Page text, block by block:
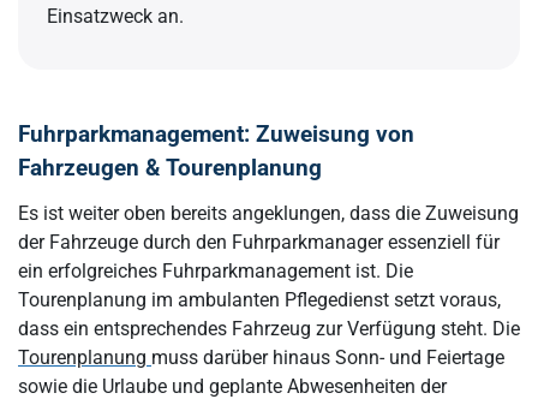
Einsatzweck an.
Fuhrparkmanagement: Zuweisung von
Fahrzeugen & Tourenplanung
Es ist weiter oben bereits angeklungen, dass die Zuweisung
der Fahrzeuge durch den Fuhrparkmanager essenziell für
ein erfolgreiches Fuhrparkmanagement ist. Die
Tourenplanung im ambulanten Pflegedienst setzt voraus,
dass ein entsprechendes Fahrzeug zur Verfügung steht. Die
Tourenplanung muss darüber hinaus Sonn- und Feiertage
sowie die Urlaube und geplante Abwesenheiten der